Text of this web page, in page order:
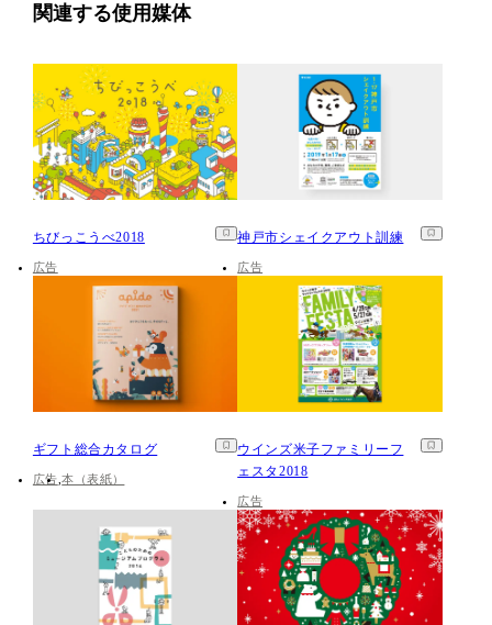
関連する使用媒体
ちびっこうべ2018
広告
神戸市シェイクアウト訓練
広告
ギフト総合カタログ
広告 本（表紙）
ウインズ米子ファミリーフ
ェスタ2018
広告